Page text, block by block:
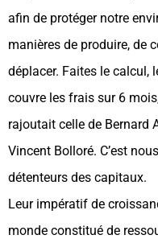
afin de protéger notre
manières de produire, de
déplacer. Faites le calcul,
couvre les frais sur 6
rajoutait celle de Bernard
Vincent Bolloré. C’est
détenteurs des capitaux.
Leur impératif de
monde constitué de